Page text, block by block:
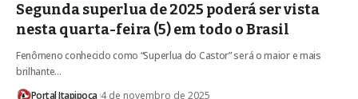
Segunda superlua de 2025 poderá ser vista
nesta quarta-feira (5) em todo o Brasil
Fenômeno conhecido como “Superlua do Castor” será o maior e mais
brilhante…
Portal Itapipoca 4 de novembro de 2025